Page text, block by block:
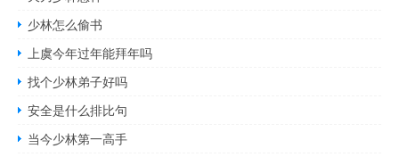
少林怎么偷书
上虞今年过年能拜年吗
找个少林弟子好吗
安全是什么排比句
当今少林第一高手